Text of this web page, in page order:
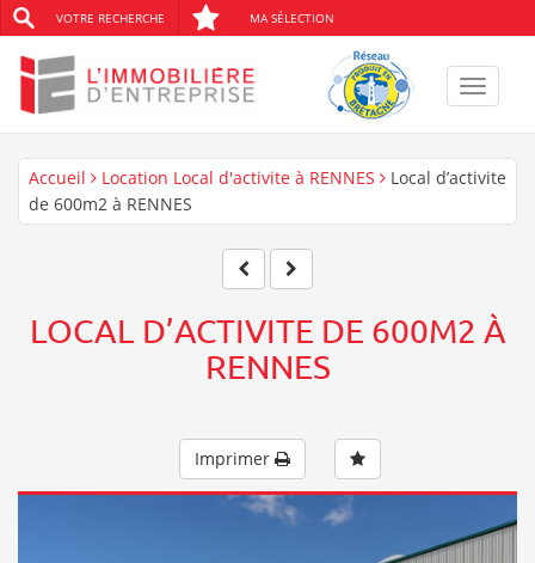
VOTRE RECHERCHE MA SÉLECTION
Toggle
Accueil Location Local d'activite à RENNES
Local d’activite
de 600m2 à RENNES
LOCAL D’ACTIVITE DE 600M2 À
RENNES
Imprimer